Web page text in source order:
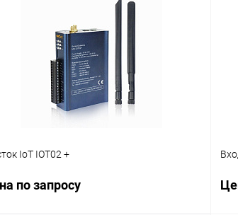
IoT IOT02 +
по запросу